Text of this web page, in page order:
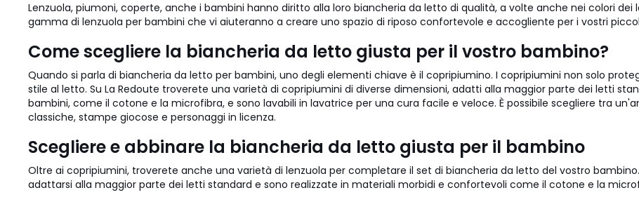
Lenzuola, piumoni, coperte, anche i bambini hanno diritto alla loro biancheria da letto di qualità, a volte anche nei colori
gamma di lenzuola per bambini che vi aiuteranno a creare uno spazio di riposo confortevole e accogliente per i vostri
Come scegliere la biancheria da letto giusta per il vostro bambino?
Quando si parla di biancheria da letto per bambini, uno degli elementi chiave è il copripiumino. I copripiumini non solo
stile al letto. Su La Redoute troverete una varietà di copripiumini di diverse dimensioni, adatti alla maggior parte dei letti
bambini, come il cotone e la microfibra, e sono lavabili in lavatrice per una cura facile e veloce. È possibile scegliere tra
classiche, stampe giocose e personaggi in licenza.
Scegliere e abbinare la biancheria da letto giusta per il bambino
Oltre ai copripiumini, troverete anche una varietà di lenzuola per completare il set di biancheria da letto del vostro
adattarsi alla maggior parte dei letti standard e sono realizzate in materiali morbidi e confortevoli come il cotone e la